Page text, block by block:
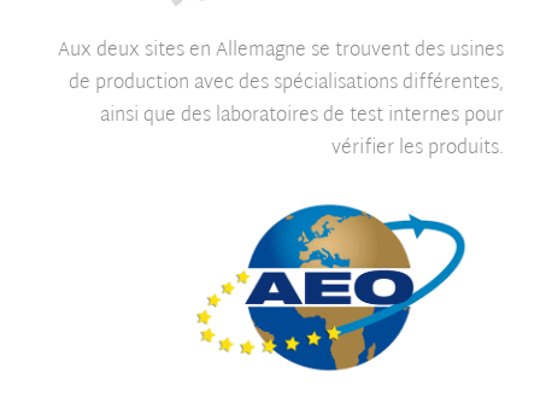
Aux deux sites en Allemagne se trouvent des usines
de production avec des spécialisations différentes,
ainsi que des laboratoires de test internes pour
vérifier les produits.